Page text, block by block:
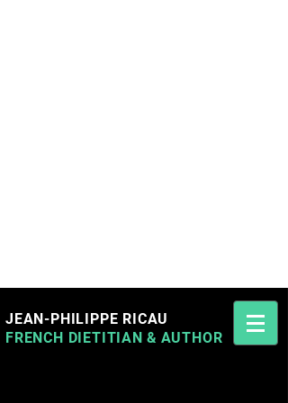
Jean-Philippe Ricau French Cyprus Dietitian
JEAN-PHILIPPE RICAU
FRENCH DIETITIAN & AUTHOR